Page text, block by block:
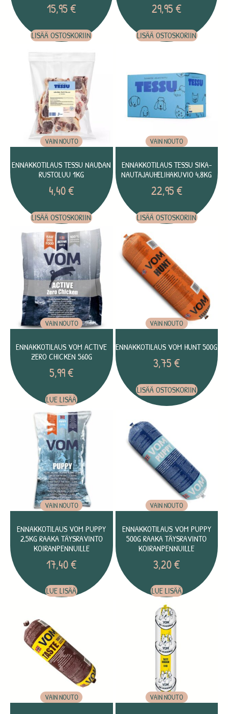
15,95€
LISÄÄ OSTOSKORIIN
29,95€
LISÄÄ OSTOSKORIIN
VAIN NOUTO
ENNAKKOTILAUS TESSU NAUDAN
RUSTOLUU 1KG
4,40€
LISÄÄ OSTOSKORIIN
VAIN NOUTO
ENNAKKOTILAUS TESSU SIKA-
NAUTAJAUHELIHAKUVIO 4,8KG
22,95€
LISÄÄ OSTOSKORIIN
VAIN NOUTO
ENNAKKOTILAUS VOM ACTIVE
ZERO CHICKEN 560G
5,99€
LUE LISÄÄ
VAIN NOUTO
ENNAKKOTILAUS VOM HUNT 500G
3,75€
LISÄÄ OSTOSKORIIN
VAIN NOUTO
ENNAKKOTILAUS VOM PUPPY
2,5KG RAAKA TÄYSRAVINTO
KOIRANPENNUILLE
17,40€
LUE LISÄÄ
VAIN NOUTO
ENNAKKOTILAUS VOM PUPPY
500G RAAKA TÄYSRAVINTO
KOIRANPENNUILLE
3,20€
LUE LISÄÄ
VAIN NOUTO VAIN NOUTO